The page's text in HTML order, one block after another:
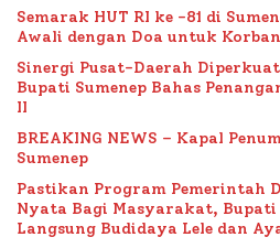
Semarak HUT RI ke -81 di
Awali dengan Doa untuk
Sinergi Pusat-Daerah
Bupati Sumenep Bahas
II
BREAKING NEWS – Kapal
Sumenep
Pastikan Program Pemerintah
Nyata Bagi Masyarakat, Bupati
Langsung Budidaya Lele dan